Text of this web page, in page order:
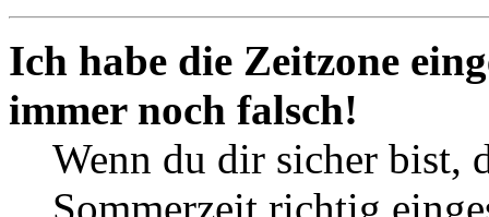
Ich habe die Zeitzone
immer noch falsch!
Wenn du dir sicher bist,